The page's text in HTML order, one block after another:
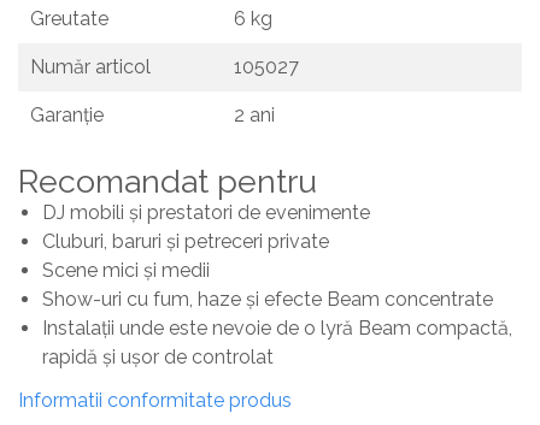
Greutate 6 kg
Număr articol 105027
Garanție 2 ani
Recomandat pentru
DJ mobili și prestatori de evenimente
Cluburi, baruri și petreceri private
Scene mici și medii
Show-uri cu fum, haze și efecte Beam concentrate
Instalații unde este nevoie de o lyră Beam compactă,
rapidă și ușor de controlat
Informatii conformitate produs